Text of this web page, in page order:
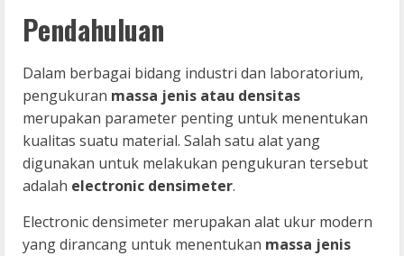
Pendahuluan
Dalam berbagai bidang industri dan laboratorium,
pengukuran massa jenis atau densitas
merupakan parameter penting untuk menentukan
kualitas suatu material. Salah satu alat yang
digunakan untuk melakukan pengukuran tersebut
adalah electronic densimeter.
Electronic densimeter merupakan alat ukur modern
yang dirancang untuk menentukan massa jenis